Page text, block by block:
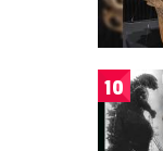
10